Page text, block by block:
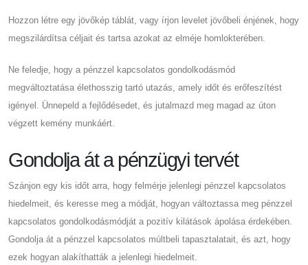
Hozzon létre egy jövőkép táblát, vagy írjon levelet jövőbeli énjének, hogy
megszilárdítsa céljait és tartsa azokat az elméje homlokterében.
Ne feledje, hogy a pénzzel kapcsolatos gondolkodásmód
megváltoztatása élethosszig tartó utazás, amely időt és erőfeszítést
igényel. Ünnepeld a fejlődésedet, és jutalmazd meg magad az úton
végzett kemény munkáért.
Gondolja át a pénzügyi tervét
Szánjon egy kis időt arra, hogy felmérje jelenlegi pénzzel kapcsolatos
hiedelmeit, és keresse meg a módját, hogyan változtassa meg pénzzel
kapcsolatos gondolkodásmódját a pozitív kilátások ápolása érdekében.
Gondolja át a pénzzel kapcsolatos múltbeli tapasztalatait, és azt, hogy
ezek hogyan alakíthatták a jelenlegi hiedelmeit.